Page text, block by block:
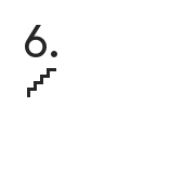
6.